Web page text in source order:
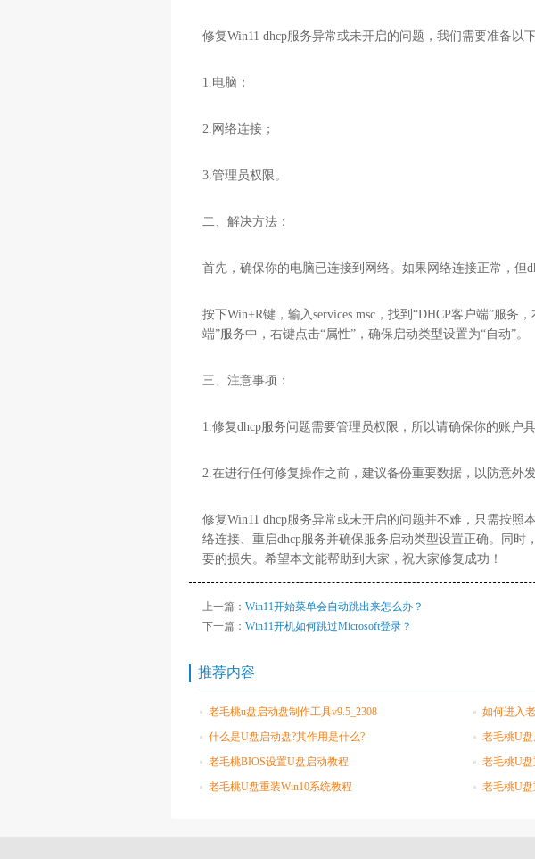
修复Win11 dhcp服务异常或未开启的问题，我们需要准备以
1.电脑；
2.网络连接；
3.管理员权限。
二、解决方法：
首先，确保你的电脑已连接到网络。如果网络连接正常，但
按下Win+R键，输入services.msc，找到“DHCP客户端”服务
端”服务中，右键点击“属性”，确保启动类型设置为“自动”。
三、注意事项：
1.修复dhcp服务问题需要管理员权限，所以请确保你的账户
2.在进行任何修复操作之前，建议备份重要数据，以防意外发
修复Win11 dhcp服务异常或未开启的问题并不难，只需按照
络连接、重启dhcp服务并确保服务启动类型设置正确。同时
要的损失。希望本文能帮助到大家，祝大家修复成功！
上一篇： Win11开始菜单会自动跳出来怎么办？
下一篇： Win11开机如何跳过Microsoft登录？
推荐内容
老毛桃u盘启动盘制作工具v9.5_2308
如何进入
什么是U盘启动盘?其作用是什么?
老毛桃U
老毛桃BIOS设置U盘启动教程
老毛桃U
老毛桃U盘重装Win10系统教程
老毛桃U